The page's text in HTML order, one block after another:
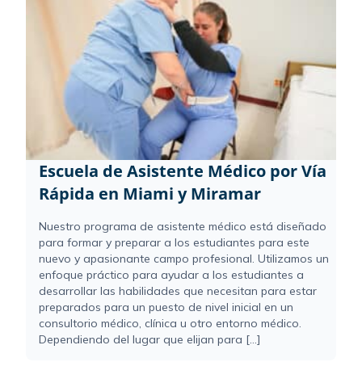
Escuela de Asistente Médico por Vía
Rápida en Miami y Miramar
Nuestro programa de asistente médico está diseñado
para formar y preparar a los estudiantes para este
nuevo y apasionante campo profesional. Utilizamos un
enfoque práctico para ayudar a los estudiantes a
desarrollar las habilidades que necesitan para estar
preparados para un puesto de nivel inicial en un
consultorio médico, clínica u otro entorno médico.
Dependiendo del lugar que elijan para [...]